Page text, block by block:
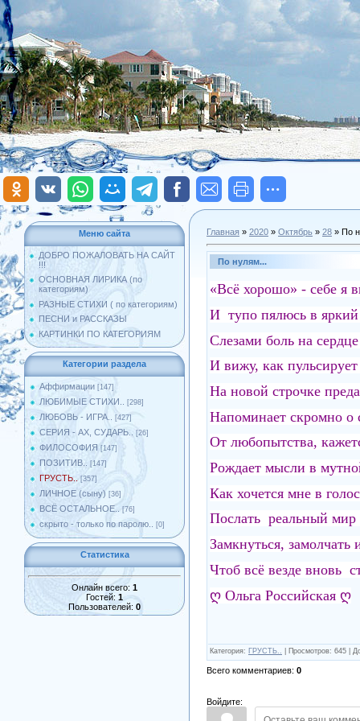
Меню сайта
ДОБРО ПОЖАЛОВАТЬ НА САЙТ
!!!
ОСНОВНАЯ ЛИРИКА (по
категориям)
РАЗНЫЕ СТИХИ ( по категориям)
ПЕСНИ и РАССКАЗЫ
КАРТИНКИ ПО КАТЕГОРИЯМ
Категории раздела
Аффирмации [147]
ЛЮБИМЫЕ СТИХИ.. [298]
ЛЮБОВЬ - ИГРА.. [427]
СЕРИЯ - АХ, СУДАРЬ.. [26]
ФИЛОСОФИЯ [147]
ПОЗИТИВ.. [147]
ГРУСТЬ.. [357]
ЛИЧНОЕ (сыну) [36]
ВСЁ ОСТАЛЬНОЕ.. [76]
скрыто - только по паролю.. [0]
Статистика
Онлайн всего: 1
Гостей: 1
Пользователей: 0
Главная » 2020 » Октябрь » 28 » По
По нулям...
«Всё хорошо» - себе я
И тупо пялюсь в
Слезами боль на
И вижу, как
На новой строчке
Напоминает скромно о
От любопытства,
Рождает мысли в
Как хочется мне в
Послать реальный мир
Замкнуться, замолчать
Чтоб всё везде вновь
ღ Ольга Российская ღ
Категория: ГРУСТЬ.. Просмотров: 645
Всего комментариев: 0
Войдите: